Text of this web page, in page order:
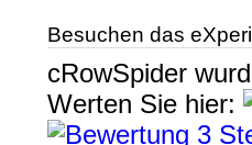
Besuchen das
cRowSpider
Werten Sie hier: